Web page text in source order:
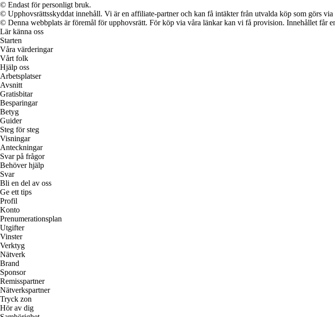
© Endast för personligt bruk.
© Upphovsrättsskyddat innehåll. Vi är en affiliate-partner och kan få intäkter från utvalda köp som görs via
© Denna webbplats är föremål för upphovsrätt. För köp via våra länkar kan vi få provision. Innehållet får
Lär känna oss
Starten
Våra värderingar
Vårt folk
Hjälp oss
Arbetsplatser
Avsnitt
Gratisbitar
Besparingar
Betyg
Guider
Steg för steg
Visningar
Anteckningar
Svar på frågor
Behöver hjälp
Svar
Bli en del av oss
Ge ett tips
Profil
Konto
Prenumerationsplan
Utgifter
Vinster
Verktyg
Nätverk
Brand
Sponsor
Remisspartner
Nätverkspartner
Tryck zon
Hör av dig